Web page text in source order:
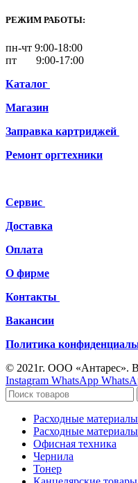
РЕЖИМ РАБОТЫ:
пн-чт 9:00-18:00
пт 9:00-17:00
Каталог
Магазин
Заправка картриджей
Ремонт оргтехники
Сервис
Доставка
Оплата
О фирме
Контакты
Вакансии
Политика
© 2021г. ООО «Антарес».
Instagram WhatsApp
Расходные
Расходные
Офисная техника
Чернила
Тонер